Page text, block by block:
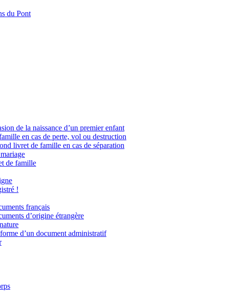
du Pont
de la naissance d’un premier enfant
en cas de perte, vol ou destruction
livret de famille en cas de séparation
de famille
!
français
d’origine étrangère
d’un document administratif